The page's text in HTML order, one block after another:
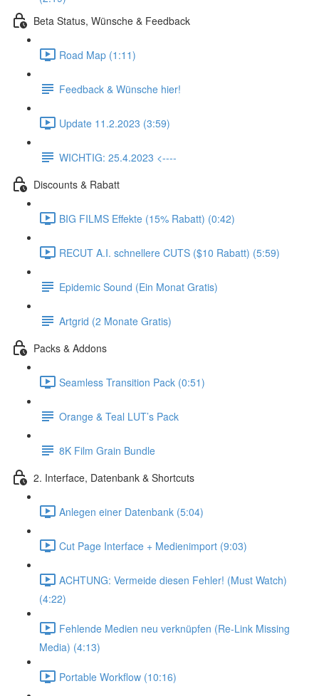
Beta Status, Wünsche & Feedback
Road Map (1:11)
Feedback & Wünsche hier!
Update 11.2.2023 (3:59)
WICHTIG: 25.4.2023 <----
Discounts & Rabatt
BIG FILMS Effekte (15% Rabatt) (0:42)
RECUT A.I. schnellere CUTS ($10 Rabatt) (5:59)
Epidemic Sound (Ein Monat Gratis)
Artgrid (2 Monate Gratis)
Packs & Addons
Seamless Transition Pack (0:51)
Orange & Teal LUT’s Pack
8K Film Grain Bundle
2. Interface, Datenbank & Shortcuts
Anlegen einer Datenbank (5:04)
Cut Page Interface + Medienimport (9:03)
ACHTUNG: Vermeide diesen Fehler! (Must Watch)
(4:22)
Fehlende Medien neu verknüpfen (Re-Link Missing
Media) (4:13)
Portable Workflow (10:16)